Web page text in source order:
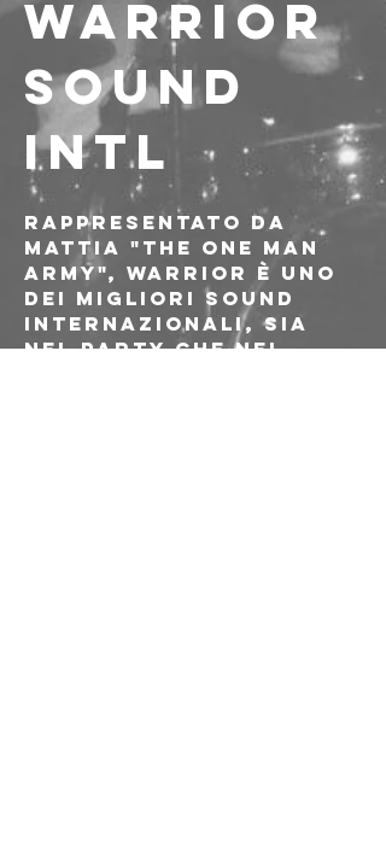
WARRIOR
SOUND
Intl
Rappresentato da
Mattia "The One Man
Army", Warrior è uno
dei migliori sound
internazionali, sia
nel party che nel